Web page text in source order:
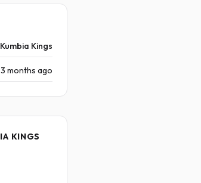
Kumbia Kings
3 months ago
KINGS